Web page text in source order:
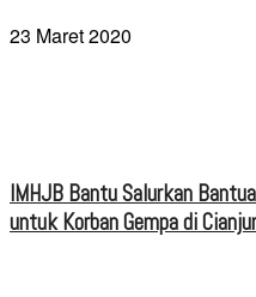
23 Maret 2020
IMHJB Bantu Salurkan
untuk Korban Gempa di Cianjur